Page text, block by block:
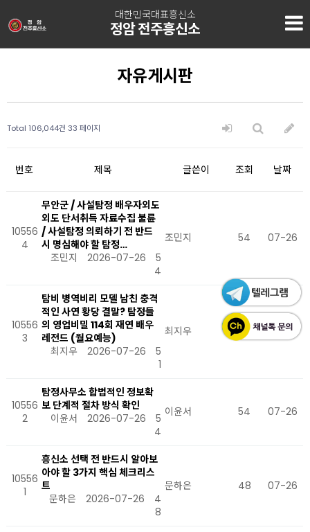
대한민국대표흥신소
정암 전주흥신소
자유게시판
Total 106,044건 33 페이지
번호 제목 글쓴이 조회 날짜
10556
4
무안군 / 사설탐정 배우자외도
외도 단서취득 자료수집 불륜
/ 사설탐정 의뢰하기 전 반드
시 명심해야 할 탐정…
조민지
2026-07-26
5
4
조민지 54 07-26
10556
3
탐비 병역비리 모델 남친 충격
적인 사연 황당 결말? 탐정들
의 영업비밀 114회 재연 배우
레전드 (월요예능)
최지우
2026-07-26
5
1
최지우 51 07-26
10556
2
탐정사무소 합법적인 정보확
보 단계적 절차 방식 확인
이윤서
2026-07-26
5
4
이윤서 54 07-26
10556
1
흥신소 선택 전 반드시 알아보
아야 할 3가지 핵심 체크리스
트
문하은
2026-07-26
4
8
문하은 48 07-26